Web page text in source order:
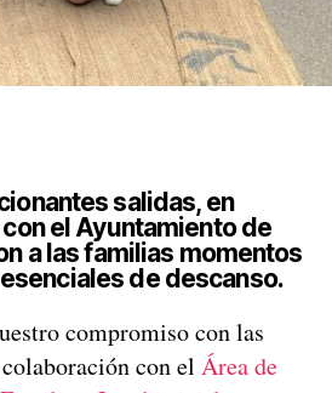
salidas, en
el Ayuntamiento de
a las familias momentos
de descanso.
compromiso con las
con el Área de